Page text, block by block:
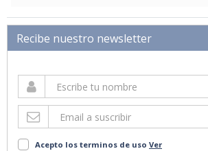
Recibe nuestro newsletter
Acepto los terminos de uso Ver